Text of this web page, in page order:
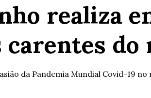
realiza
carentes
da Pandemia Mundial Covid-19